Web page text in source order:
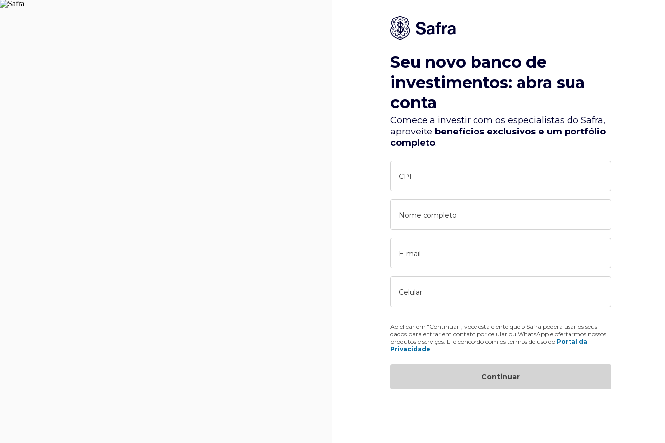
Seu novo banco de
investimentos: abra sua
conta
Comece a investir com os especialistas do Safra,
aproveite benefícios exclusivos e um portfólio
completo.
CPF
Nome completo
E-mail
Celular
Ao clicar em "Continuar", você está ciente que o Safra poderá usar os seus
dados para entrar em contato por celular ou WhatsApp e ofertarmos nossos
produtos e serviços. Li e concordo com os termos de uso do Portal da
Privacidade
Continuar